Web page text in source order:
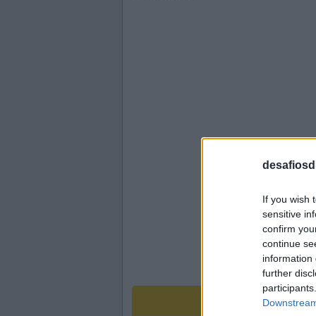
If you wish
sensitive
confirm
continue
information
further